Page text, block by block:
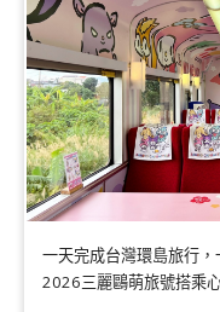
一天完成台灣環島旅行
2026三麗鷗萌旅號搭乘